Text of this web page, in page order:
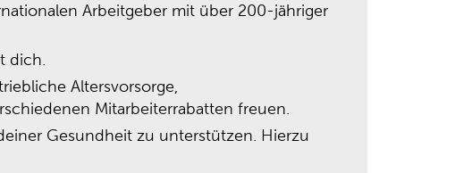
Arbeitgeber mit über 200-jähriger
dich.
Altersvorsorge,
Mitarbeiterrabatten freuen.
Gesundheit zu unterstützen. Hierzu